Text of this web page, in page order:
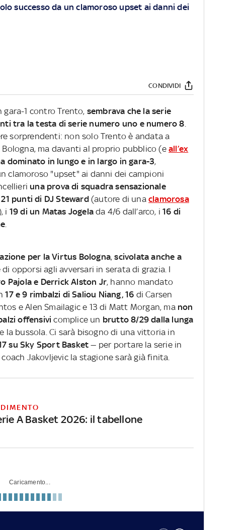
successo da un clamoroso upset ai danni dei
CONDIVIDI
1 contro Trento, sembrava che la serie
tra la testa di serie numero uno e numero 8.
sorprendenti: non solo Trento è andata a
ma davanti al proprio pubblico (e all’ex
dominato in lungo e in largo in gara-3,
clamoroso "upset" ai danni dei campioni
una prova di squadra sensazionale
21 punti di DJ Steward(autore di unaclamorosa
i 19 di un Matas Jogela da 4/6 dall’arco, i16 di
.
per la Virtus Bologna,scivolata anche a
opporsi agli avversari in serata di grazia. I
Pajola e Derrick Alston Jr, hanno mandato
17 e 9 rimbalzi di Saliou Niang, 16 di Carsen
e Alen Smailagic e 13 di Matt Morgan, ma non
offensivi complice un brutto 8/29 dalla lunga
la bussola. Ci sarà bisogno di una vittoria in
su Sky Sport Basket — per portare la serie in
Jakovljevic la stagione sarà già finita.
A Basket 2026: il tabellone
Caricamento...